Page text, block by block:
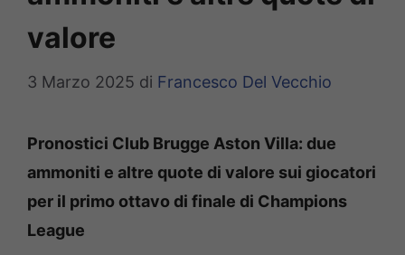
valore
3 Marzo 2025 di Francesco Del Vecchio
Pronostici Club Brugge Aston Villa: due
ammoniti e altre quote di valore sui giocatori
per il primo ottavo di finale di Champions
League